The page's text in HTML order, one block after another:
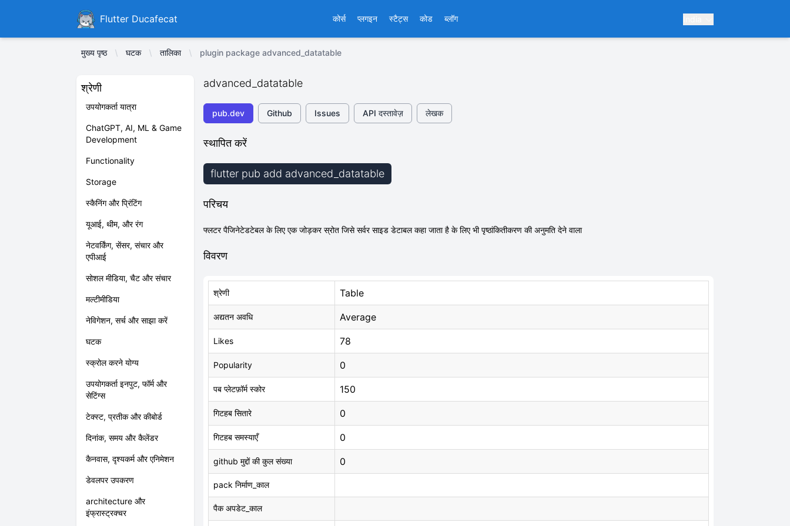
DucafecatFlutter Ducafecat कोर्स प्लगइन स्टैट्स कोड ब्लॉग
मुख्य पृष्ठ घटक तालिका plugin package advanced_datatable
श्रेणी
उपयोगकर्ता यात्रा
ChatGPT, AI, ML & Game
Development
Functionality
Storage
स्कैनिंग और प्रिंटिंग
यूआई, थीम, और रंग
नेटवर्किंग, सेंसर, संचार और
एपीआई
सोशल मीडिया, चैट और संचार
मल्टीमीडिया
नेविगेशन, सर्च और साझा करें
घटक
स्क्रोल करने योग्य
उपयोगकर्ता इनपुट, फॉर्म और
सेटिंग्स
टेक्स्ट, प्रतीक और कीबोर्ड
दिनांक, समय और कैलेंडर
कैनवास, दृश्यकर्म और एनिमेशन
डेवलपर उपकरण
architecture और
इंफ्रास्ट्रक्चर
advanced_datatable
pub.dev Github Issues API दस्तावेज़ लेखक
स्थापित करें
flutter pub add advanced_datatable
परिचय
फ्लटर पैजिनेटेडटेबल के लिए एक जोड़कर स्रोत जिसे सर्वर साइड डेटाबल कहा जाता है के लिए भी पृष्ठांकितीकरण की अनुमति देने वाला
विवरण
श्रेणी Table
अद्यतन अवधि Average
Likes 78
Popularity 0
पब प्लेटफ़ॉर्म स्कोर 150
गिटहब सितारे 0
गिटहब समस्याएँ 0
github मुद्दों की कुल संख्या 0
pack निर्माण_काल
पैक अपडेट_काल